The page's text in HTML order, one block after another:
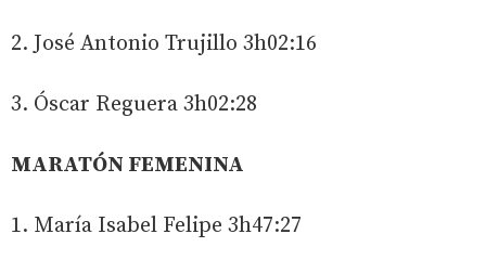
2. José Antonio Trujillo 3h02:16
3. Óscar Reguera 3h02:28
MARATÓN FEMENINA
1. María Isabel Felipe 3h47:27